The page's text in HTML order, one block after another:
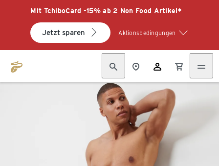
Mit TchiboCard -15% ab 2 Non Food Artikel*
Jetzt sparen Aktionsbedingungen